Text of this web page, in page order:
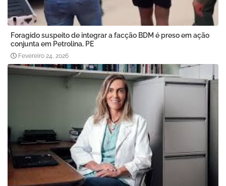
Foragido suspeito de integrar a facção BDM é preso em ação
conjunta em Petrolina, PE
Fevereiro 24, 2026